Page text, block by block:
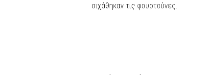
σιχάθηκαν τις φουρτούνες.